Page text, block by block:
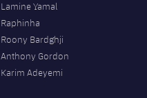
Lamine Yamal
Raphinha
Roony Bardghji
Anthony Gordon
Karim Adeyemi